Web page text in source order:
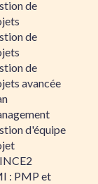
de
de
de
avancée
d'équipe
: PMP et